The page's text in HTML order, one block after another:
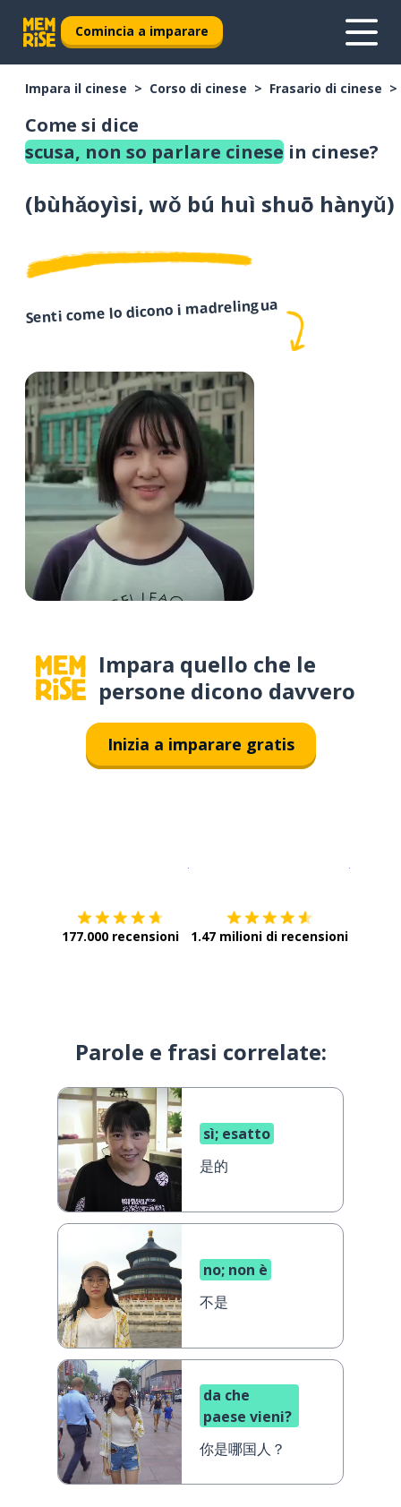
Comincia a imparare
Impara il cinese Corso di cinese Frasario di cinese
Come si dice
scusa, non so parlare cinese in cinese?
(bùhǎoyìsi, wǒ bú huì shuō hànyǔ)
Senti come lo dicono i madrelingua
Impara quello che le
persone dicono davvero
Inizia a imparare gratis
177.000 recensioni 1.47 milioni di recensioni
Parole e frasi correlate:
sì; esatto
是的
no; non è
不是
da che
paese vieni?
你是哪国人？